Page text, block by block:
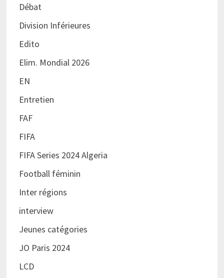
Débat
Division Inférieures
Edito
Elim. Mondial 2026
EN
Entretien
FAF
FIFA
FIFA Series 2024 Algeria
Football féminin
Inter régions
interview
Jeunes catégories
JO Paris 2024
LCD